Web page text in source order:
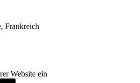
Frankreich
Website ein